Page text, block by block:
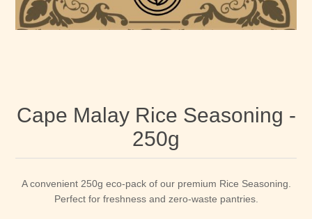
Cape Malay Rice Seasoning -
250g
A convenient 250g eco-pack of our premium Rice Seasoning.
Perfect for freshness and zero-waste pantries.